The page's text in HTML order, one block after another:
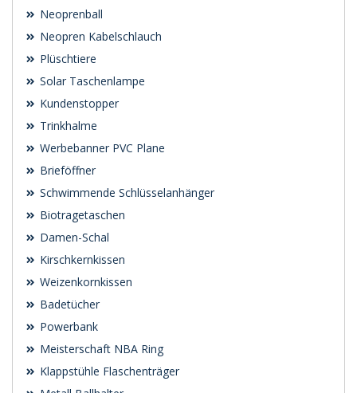
Neoprenball
Neopren Kabelschlauch
Plüschtiere
Solar Taschenlampe
Kundenstopper
Trinkhalme
Werbebanner PVC Plane
Brieföffner
Schwimmende Schlüsselanhänger
Biotragetaschen
Damen-Schal
Kirschkernkissen
Weizenkornkissen
Badetücher
Powerbank
Meisterschaft NBA Ring
Klappstühle Flaschenträger